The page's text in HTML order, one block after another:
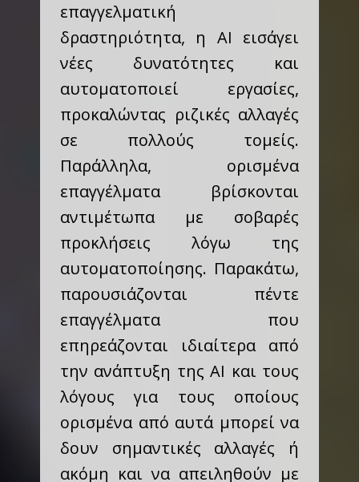
επαγγελματική
δραστηριότητα, η AI εισάγει
νέες δυνατότητες και
αυτοματοποιεί εργασίες,
προκαλώντας ριζικές αλλαγές
σε πολλούς τομείς.
Παράλληλα, ορισμένα
επαγγέλματα βρίσκονται
αντιμέτωπα με σοβαρές
προκλήσεις λόγω της
αυτοματοποίησης. Παρακάτω,
παρουσιάζονται πέντε
επαγγέλματα που
επηρεάζονται ιδιαίτερα από
την ανάπτυξη της AI και τους
λόγους για τους οποίους
ορισμένα από αυτά μπορεί να
δουν σημαντικές αλλαγές ή
ακόμη και να απειληθούν με